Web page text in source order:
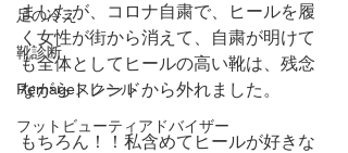
足の冷え
靴診断
Remageスクール
フットビューティアドバイザー
ましたが、コロナ自粛で、ヒールを履
く女性が街から消えて、自粛が明けて
も全体としてヒールの高い靴は、残念
ながらトレンドから外れました。
もちろん！！私含めてヒールが好きな